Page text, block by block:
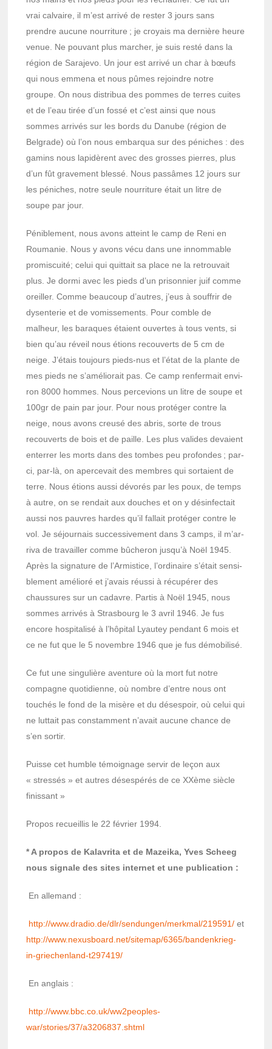
vrai calvaire, il m’est arrivé de rester 3 jours sans
prendre aucune nour­ri­ture ; je croyais ma dernière heure
venue. Ne pouvant plus marcher, je suis resté dans la
région de Sarajevo. Un jour est arrivé un char à bœufs
qui nous emmena et nous pûmes rejoindre notre
groupe. On nous distri­bua des pommes de terres cuites
et de l’eau tirée d’un fossé et c’est ainsi que nous
sommes arri­vés sur les bords du Danube (région de
Belgrade) où l’on nous embarqua sur des péniches : des
gamins nous lapi­dèrent avec des grosses pierres, plus
d’un fût grave­ment blessé. Nous passâmes 12 jours sur
les péniches, notre seule nour­ri­ture était un litre de
soupe par jour.
Péni­ble­ment, nous avons atteint le camp de Reni en
Rouma­nie. Nous y avons vécu dans une innom­mable
promis­cuité; celui qui quit­tait sa place ne la retrou­vait
plus. Je dormi avec les pieds d’un prison­nier juif comme
oreiller. Comme beau­coup d’autres, j’eus à souf­frir de
dysen­te­rie et de vomis­se­ments. Pour comble de
malheur, les baraques étaient ouvertes à tous vents, si
bien qu’au réveil nous étions recou­verts de 5 cm de
neige. J’étais toujours pieds-nus et l’état de la plante de
mes pieds ne s’amé­lio­rait pas. Ce camp renfer­mait envi­
ron 8000 hommes. Nous perce­vions un litre de soupe et
100gr de pain par jour. Pour nous proté­ger contre la
neige, nous avons creusé des abris, sorte de trous
recou­verts de bois et de paille. Les plus valides devaient
enter­rer les morts dans des tombes peu profondes ; par-
ci, par-là, on aper­ce­vait des membres qui sortaient de
terre. Nous étions aussi dévo­rés par les poux, de temps
à autre, on se rendait aux douches et on y désin­fec­tait
aussi nos pauvres hardes qu’il fallait proté­ger contre le
vol. Je séjour­nais succes­si­ve­ment dans 3 camps, il m’ar­
riva de travailler comme bûche­ron jusqu’à Noël 1945.
Après la signa­ture de l’Ar­mis­tice, l’or­di­naire s’était sensi­
ble­ment amélioré et j’avais réussi à récu­pé­rer des
chaus­sures sur un cadavre. Partis à Noël 1945, nous
sommes arri­vés à Stras­bourg le 3 avril 1946. Je fus
encore hospi­ta­lisé à l’hô­pi­tal Lyau­tey pendant 6 mois et
ce ne fut que le 5 novembre 1946 que je fus démo­bi­lisé.
Ce fut une singu­lière aven­ture où la mort fut notre
compagne quoti­dienne, où nombre d’entre nous ont
touchés le fond de la misère et du déses­poir, où celui qui
ne luttait pas constam­ment n’avait aucune chance de
s’en sortir.
Puisse cet humble témoi­gnage servir de leçon aux
« stres­sés » et autres déses­pé­rés de ce XXème siècle
finis­sant »
Propos recueillis le 22 février 1994.
* A propos de Kala­vrita et de Mazeika, Yves Scheeg
nous signale des sites inter­net et une publi­ca­tion :
En alle­mand :
http://www.dradio.de/dlr/sendun­gen/merk­mal/219591/et
http://www.nexus­board.net/site­map/6365/banden­krieg-
in-grie­chen­land-t297419/
En anglais :
http://www.bbc.co.uk/ww2peo­ples­
war/stories/37/a3206837.shtml